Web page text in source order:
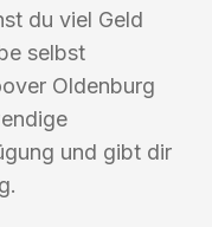
du viel Geld
selbst
Oldenburg
und gibt dir